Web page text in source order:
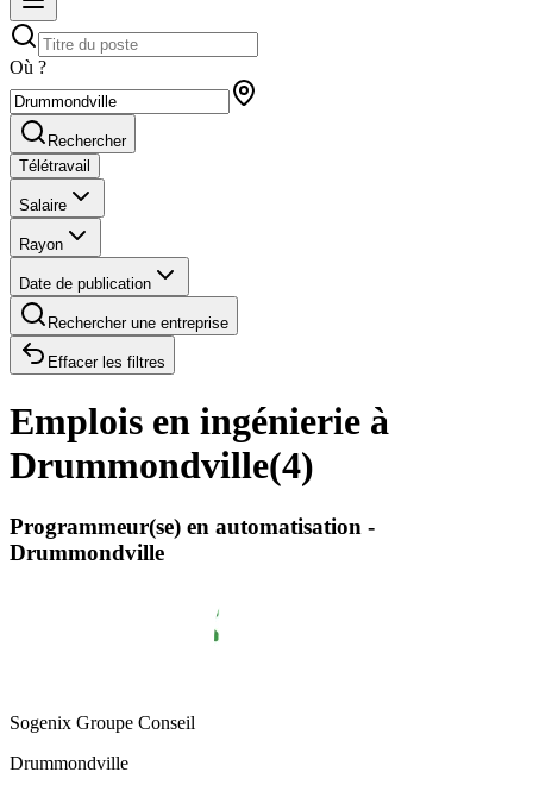
Où ?
Rechercher
Télétravail
Salaire
Rayon
Date de publication
Rechercher une entreprise
Effacer les filtres
Emplois en ingénierie à
Drummondville(4)
Programmeur(se) en automatisation -
Drummondville
Sogenix Groupe Conseil
Drummondville